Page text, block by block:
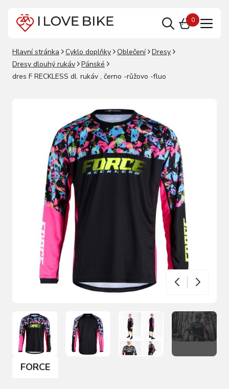
0
Hlavní stránka Cyklo doplňky Oblečení
Dresy
Dresy dlouhý rukáv
Pánské
dres F RECKLESS dl. rukáv , černo -růžovo -fluo
FORCE